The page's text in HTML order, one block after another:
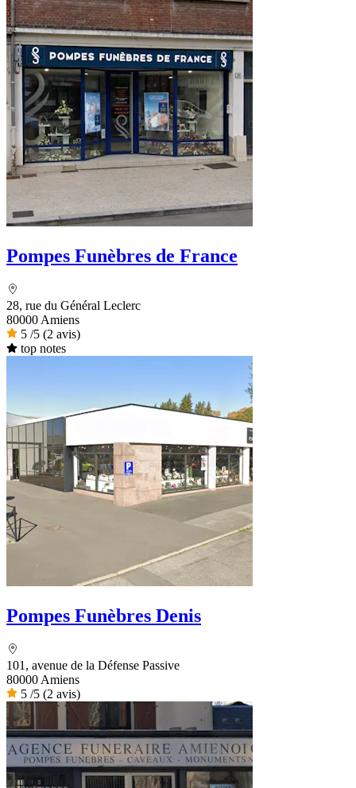
Pompes Funèbres de France
28, rue du Général Leclerc
80000 Amiens
5 /5 (2 avis)
top notes
Pompes Funèbres Denis
101, avenue de la Défense Passive
80000 Amiens
5 /5 (2 avis)